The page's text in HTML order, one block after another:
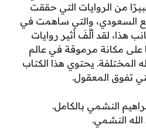
من الروايات التي حققت
السعودي، والتي ساهمت في
هذا، لقد ألَّفَ أثير روايات
مكانة مرموقة في عالم
المختلفة. يحتوي هذا الكتاب
تفوق المعقول.
النشمي بالكامل.
الله النشمي.